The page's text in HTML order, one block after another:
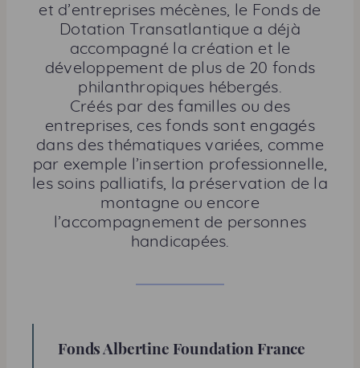
t
a
g
e
r
c
e
t
t
e
p
a
g
et d’entreprises mécènes, le Fonds de
Dotation Transatlantique a déjà
accompagné la création et le
développement de plus de 20 fonds
philanthropiques hébergés.
Créés par des familles ou des
entreprises, ces fonds sont engagés
dans des thématiques variées, comme
par exemple l’insertion professionnelle,
les soins palliatifs, la préservation de la
montagne ou encore
l’accompagnement de personnes
handicapées.
Fonds Albertine Foundation France